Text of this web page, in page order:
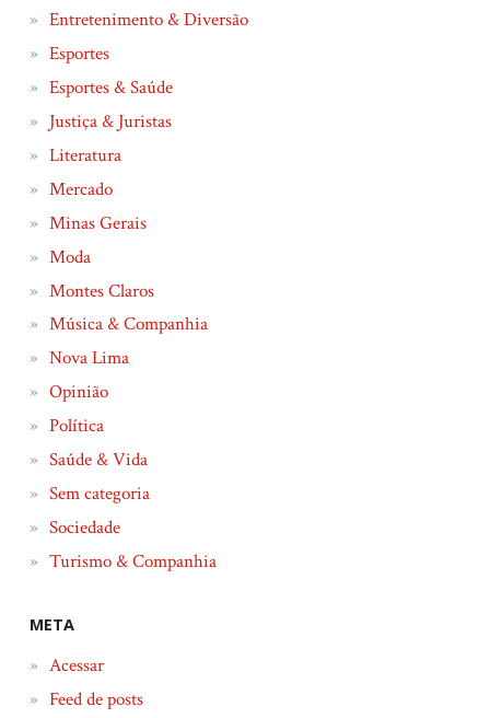
Entretenimento & Diversão
Esportes
Esportes & Saúde
Justiça & Juristas
Literatura
Mercado
Minas Gerais
Moda
Montes Claros
Música & Companhia
Nova Lima
Opinião
Política
Saúde & Vida
Sem categoria
Sociedade
Turismo & Companhia
META
Acessar
Feed de posts